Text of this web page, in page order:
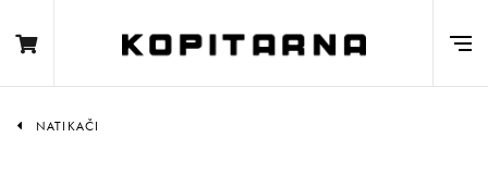
NATIKAČI